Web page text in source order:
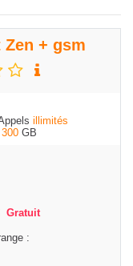
+ gsm
illimités
300 GB
Gratuit
: